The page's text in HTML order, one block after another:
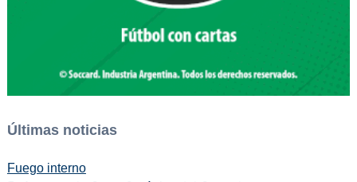
Últimas noticias
Fuego interno